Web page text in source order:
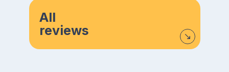
All
reviews